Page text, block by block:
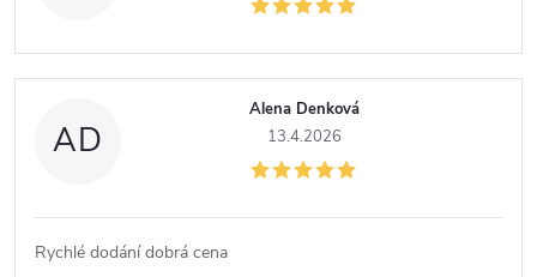
o
n
AD
Alena Denková
13.4.2026
Rychlé dodání dobrá cena